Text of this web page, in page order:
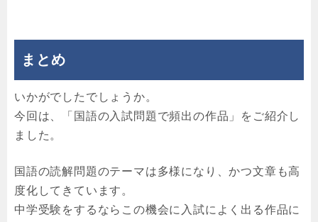
まとめ
いかがでしたでしょうか。
今回は、「国語の入試問題で頻出の作品」をご紹介し
ました。
国語の読解問題のテーマは多様になり、かつ文章も高
度化してきています。
中学受験をするならこの機会に入試によく出る作品に